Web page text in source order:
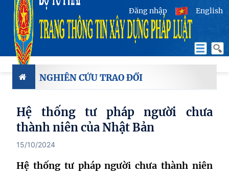
Đăng nhập English
NGHIÊN CỨU TRAO ĐỔI
Hệ thống tư pháp người chưa
thành niên của Nhật Bản
15/10/2024
Hệ thống tư pháp người chưa thành niên